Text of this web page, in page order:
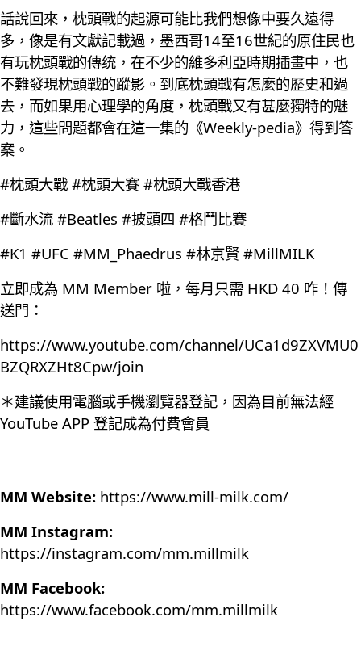
話說回來，枕頭戰的起源可能比我們想像中要久遠得
多，像是有文獻記載過，墨西哥14至16世紀的原住民也
有玩枕頭戰的傳统，在不少的維多利亞時期插畫中，也
不難發現枕頭戰的蹤影。到底枕頭戰有怎麼的歷史和過
去，而如果用心理學的角度，枕頭戰又有甚麼獨特的魅
力，這些問題都會在這一集的《Weekly-pedia》得到答
案。
#枕頭大戰 #枕頭大賽 #枕頭大戰香港
#斷水流 #Beatles #披頭四 #格鬥比賽
#K1 #UFC #MM_Phaedrus #林京賢 #MillMILK
立即成為 MM Member 啦，每月只需 HKD 40 咋！傳
送門：
https://www.youtube.com/channel/UCa1d9ZXVMU0
BZQRXZHt8Cpw/join
＊建議使用電腦或手機瀏覽器登記，因為目前無法經
YouTube APP 登記成為付費會員
MM Website: https://www.mill-milk.com/
MM Instagram:
https://instagram.com/mm.millmilk
MM Facebook:
https://www.facebook.com/mm.millmilk